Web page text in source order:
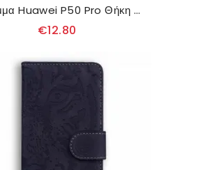
Κάλυμμα Huawei P50 Pro Θήκη Flip Lychee Flap Oblique
€12.80